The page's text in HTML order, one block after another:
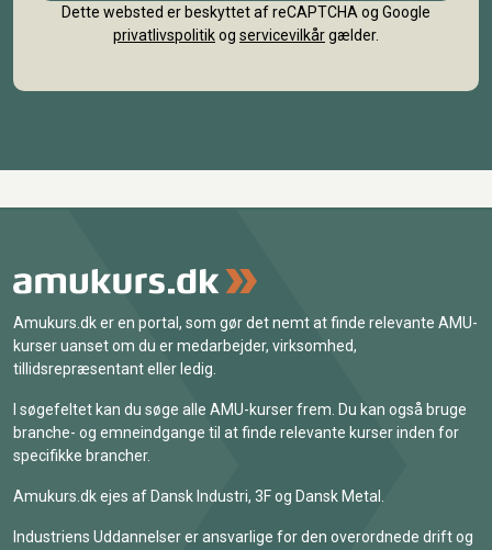
Dette websted er beskyttet af reCAPTCHA og Google
privatlivspolitikog servicevilkårgælder.
Amukurs.dk er en portal, som gør det nemt at finde relevante AMU-
kurser uanset om du er medarbejder, virksomhed,
tillidsrepræsentant eller ledig.
I søgefeltet kan du søge alle AMU-kurser frem. Du kan også bruge
branche- og emneindgange til at finde relevante kurser inden for
specifikke brancher.
Amukurs.dk ejes af Dansk Industri, 3F og Dansk Metal.
Industriens Uddannelser er ansvarlige for den overordnede drift og